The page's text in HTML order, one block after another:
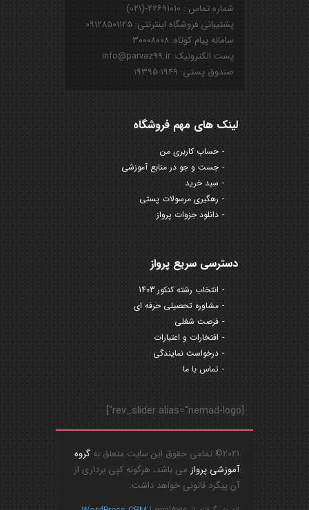
شماره تماس : ۲۲۶۹۱۰۱۰-(۰۲۱)
پشتیبانی فروشگاه اینترنتی: ۰۹۱۲۸۵۰۱۱۲۵
سامانه پیام کوتاه: ۳۰۰۰۸۰۰۸
پست الکترونیک: info@parvaz99.ir
صندوق پستی: ۱۹۴۹-۱۹۳۹۵
لینک های مهم فروشگاه
حساب کاربری من
جست و جو در منابع آموزشی
سبد خرید
رهگیری مرسولات پستی
دانلود جزوات پرواز
دسترسی سریع پرواز
انتخاب رشته کنکور 1403
مشاوره تحصیلی حرفه ای
فرصت شغلی
افتخارات و اعتبارات
درخواست نمایندگی
تماس با ما
[rev_slider alias="nemad-logo"]
2021© تمامی حقوق این سایت متعلق به
گروه
آموزشی پرواز می باشد، هرگونه کپی برداری از
آن پیگرد قانونی خواهد داشت.